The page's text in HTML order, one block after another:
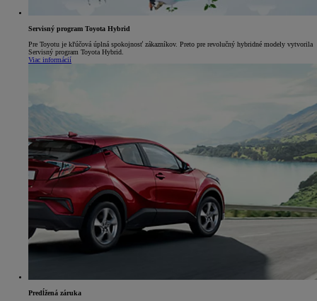
Servisný program Toyota Hybrid
Pre Toyotu je kľúčová úplná spokojnosť zákazníkov. Preto pre revolučný hybridné modely vytvorila
Servisný program Toyota Hybrid.
Viac informácií
Predĺžená záruka